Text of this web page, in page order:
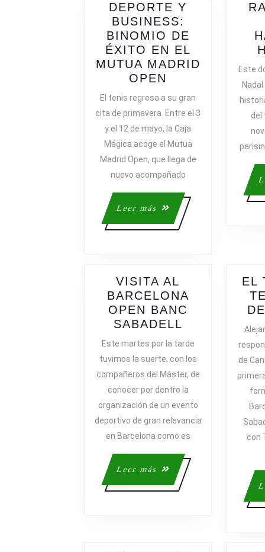
DEPORTE Y
BUSINESS:
BINOMIO DE
ÉXITO EN EL
MUTUA MADRID
OPEN
BUSINESS:
BINOMIO
DE
ÉXITO
EN
EL
MUTUA
MADRID
OPEN
El tenis regresa a su gran
cita de primavera. Entre el 3
y el 12 de mayo, la Caja
Mágica acoge el Mutua
Madrid Open, que llega de
nuevo acompañado
Leer más
Leer
más
Este
del
VISITA AL
BARCELONA
OPEN BANC
SABADELL
AL
BARCELONA
OPEN
BANC
SABADELL
Este martes por la tarde
tuvimos la suerte, con los
compañeros del Máster, de
conocer por dentro la
organización de un evento
deportivo de gran relevancia
en Barcelona como es
Leer más
Leer
más
EL
de
con